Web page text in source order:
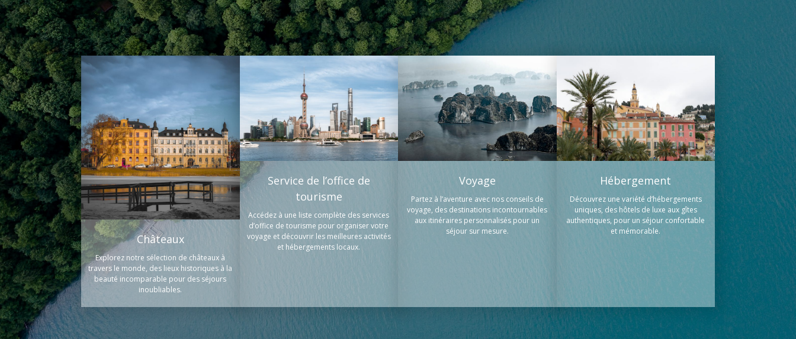
Châteaux
Explorez notre sélection de châteaux à
travers le monde, des lieux historiques à la
beauté incomparable pour des séjours
inoubliables.
Service de l’office de
tourisme
Accédez à une liste complète des services
d’office de tourisme pour organiser votre
voyage et découvrir les meilleures activités
et hébergements locaux.
Voyage
Partez à l’aventure avec nos conseils de
voyage, des destinations incontournables
aux itinéraires personnalisés pour un
séjour sur mesure.
Hébergement
Découvrez une variété d’hébergements
uniques, des hôtels de luxe aux gîtes
authentiques, pour un séjour confortable
et mémorable.